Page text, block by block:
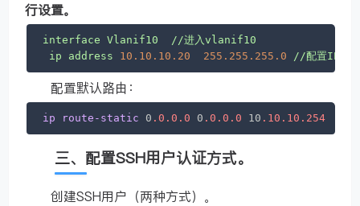
行设置。
interface Vlanif10
//进入vlanif10
ip
address 10.10 .10 .20 255.255 .255 .0 //配置IP
配置默认路由：
ip route-static 0 .0 .0 .0 0 .0 .0 .0 10 .10 .10 .254
三、配置SSH用户认证方式。
创建SSH用户（两种方式）。